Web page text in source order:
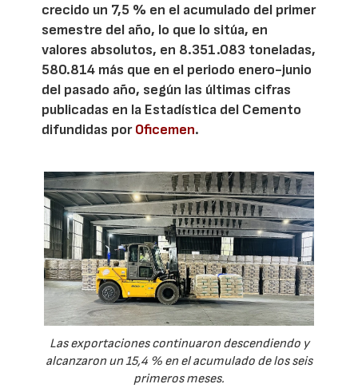
crecido un 7,5 % en el acumulado del primer
semestre del año, lo que lo sitúa, en
valores absolutos, en 8.351.083 toneladas,
580.814 más que en el periodo enero-junio
del pasado año, según las últimas cifras
publicadas en la Estadística del Cemento
difundidas porOficemen.
Las exportaciones continuaron descendiendo y
alcanzaron un 15,4 % en el acumulado de los seis
primeros meses.